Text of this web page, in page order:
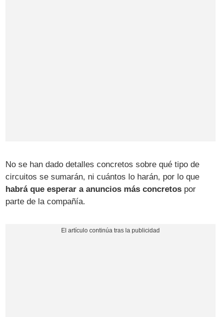
No se han dado detalles concretos sobre qué tipo de
circuitos se sumarán, ni cuántos lo harán, por lo que
habrá que esperar a anuncios más concretos por
parte de la compañía.